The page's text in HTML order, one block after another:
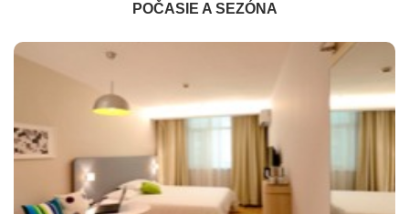
POČASIE A SEZÓNA